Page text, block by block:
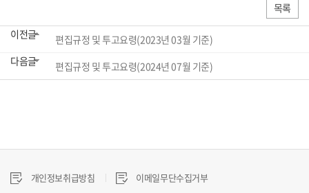
목록
이전글
편집규정 및 투고요령(2023년 03월 기준)
다음글
편집규정 및 투고요령(2024년 07월 기준)
개인정보취급방침 이메일무단수집거부